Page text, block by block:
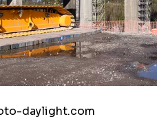
daylight.com